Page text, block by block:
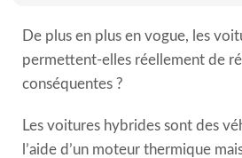
De plus en plus en vogue, les
permettent-elles réellement de
conséquentes ?
Les voitures hybrides sont des
l’aide d’un moteur thermique